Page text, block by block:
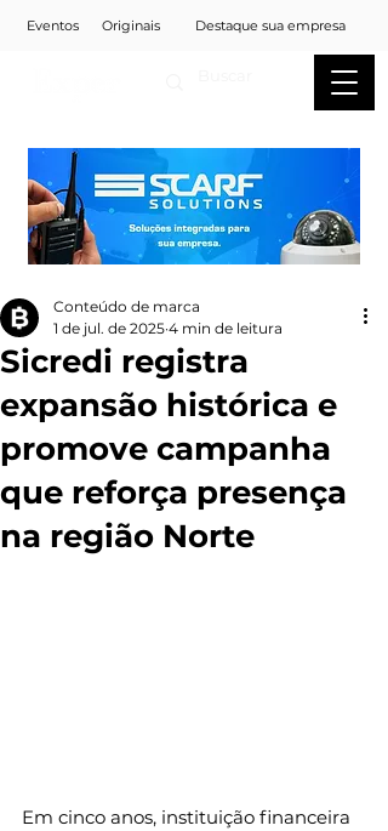
Eventos Originais Destaque sua empresa
Sicredi registra
expansão histórica e
promove campanha
que reforça presença
na região Norte
Conteúdo de marca
1 de jul. de 2025 4 min de leitura
Em cinco anos, instituição financeira